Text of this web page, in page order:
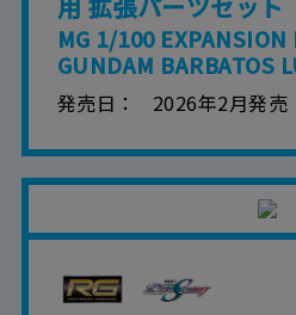
用 拡張パーツセット
MG 1/100
GUNDAM BARBATOS
発売日 2026年2月発売